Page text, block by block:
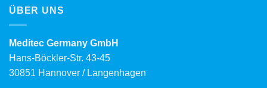
ÜBER UNS
Meditec Germany GmbH
Hans-Böckler-Str. 43-45
30851 Hannover / Langenhagen